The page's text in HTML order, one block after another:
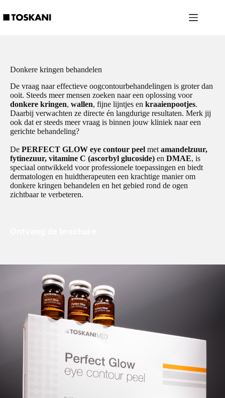
naar
de
Donkere kringen behandelen
De vraag naar effectieve oogcontourbehandelingen is groter dan
ooit. Steeds meer mensen zoeken naar een oplossing voor
donkere kringen, wallen, fijne lijntjes en kraaienpootjes.
Daarbij verwachten ze directe én langdurige resultaten. Merk jij
ook dat er steeds meer vraag is binnen jouw kliniek naar een
gerichte behandeling?
De PERFECT GLOW eye contour peel met amandelzuur,
fytinezuur, vitamine C (ascorbyl glucoside) en DMAE, is
speciaal ontwikkeld voor professionele toepassingen en biedt
dermatologen en huidtherapeuten een krachtige manier om
donkere kringen behandelen en het gebied rond de ogen
zichtbaar te verbeteren.